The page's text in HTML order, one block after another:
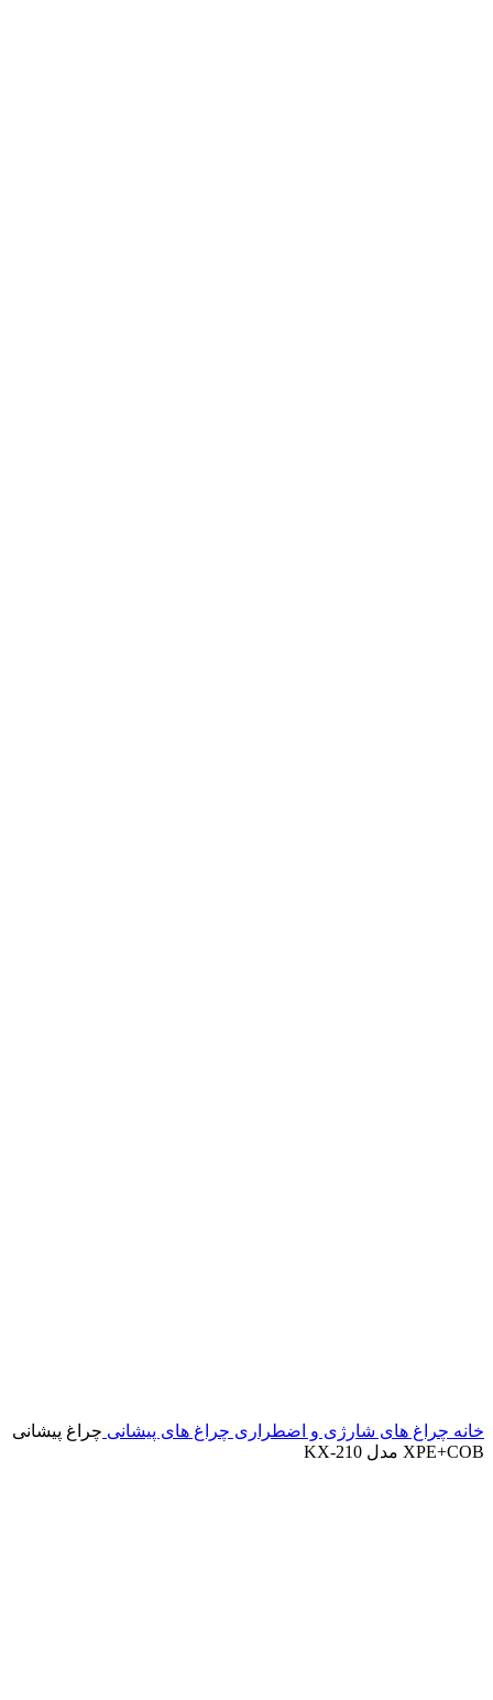
خانه چراغ های شارژی و اضطراری چراغ های پیشانی چراغ پیشانی
XPE+COB مدل KX-210